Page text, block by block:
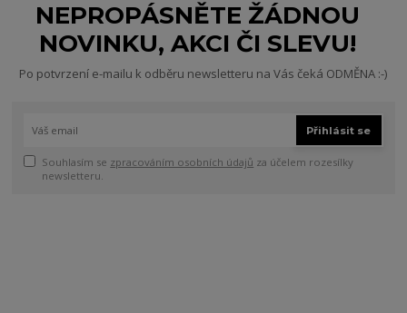
NEPROPÁSNĚTE ŽÁDNOU
NOVINKU, AKCI ČI SLEVU!
Po potvrzení e-mailu k odběru newsletteru na Vás čeká ODMĚNA :-)
Přihlásit se
Souhlasím se zpracováním osobních údajů za účelem rozesílky
newsletteru.